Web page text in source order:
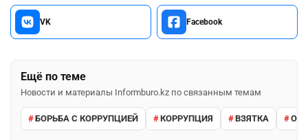
VK Facebook
Ещё по теме
Новости и материалы Informburo.kz по связанным темам
БОРЬБА С КОРРУПЦИЕЙ КОРРУПЦИЯ ВЗЯТКА